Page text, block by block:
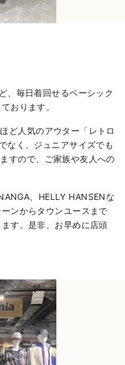
、毎日着回せるベーシック
おります。
ど人気のアウター「レトロ
なく、ジュニアサイズでも
すので、ご家族や友人への
、HELLY HANSENな
ンからタウンユースまで
す。是非、お早めに店頭